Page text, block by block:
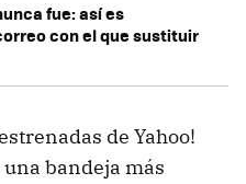
fue: así es
con el que sustituir
de Yahoo!
bandeja más